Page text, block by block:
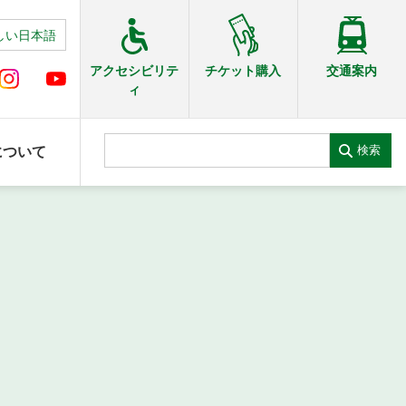
い日本語
アクセシビリテ
ィ
チケット購入 交通案内
いて 検索